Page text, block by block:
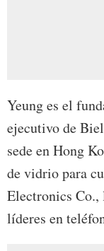
Yeung es el
ejecutivo de
sede en Hong
de vidrio para
Electronics Co.,
líderes en